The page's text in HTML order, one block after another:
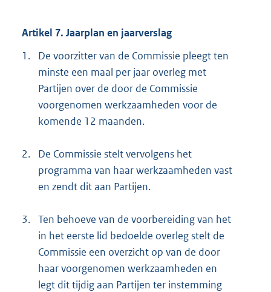
Artikel 7. Jaarplan en jaarverslag
1.
De voorzitter van de Commissie pleegt ten
minste een maal per jaar overleg met
Partijen over de door de Commissie
voorgenomen werkzaamheden voor de
komende 12 maanden.
2.
De Commissie stelt vervolgens het
programma van haar werkzaamheden vast
en zendt dit aan Partijen.
3. Ten behoeve van de voorbereiding van het
in het eerste lid bedoelde overleg stelt de
Commissie een overzicht op van de door
haar voorgenomen werkzaamheden en
legt dit tijdig aan Partijen ter instemming